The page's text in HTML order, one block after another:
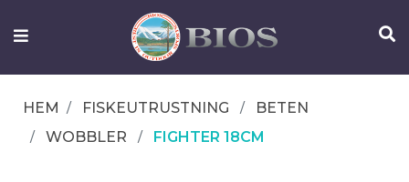
FISKEUTRUSTNING
OM
IFISH
HEM FISKEUTRUSTNING
BETEN
WOBBLER
FIGHTER 18CM